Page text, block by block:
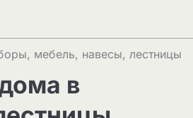
мебель, навесы, лестницы
в